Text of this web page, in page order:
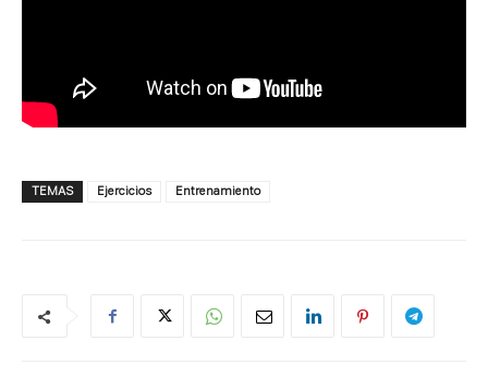
TEMAS Ejercicios Entrenamiento